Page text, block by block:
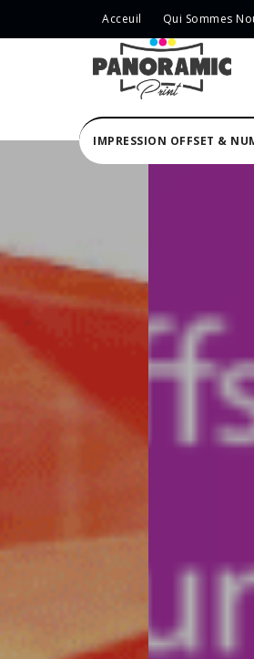
Acceuil Qui Sommes
IMPRESSION OFFSET &